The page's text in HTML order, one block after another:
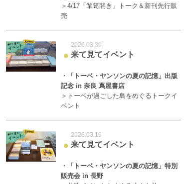
＞4/17「箪笥開き」トーク＆新刊先行販
売
●
2026.03.30
来て見てイベント
・「トーベ・ヤンソンの夏の記憶」出版
記念 in 奈良 蔦屋書店
＞トーベが過ごした島をめぐるトークイ
ベント
●
2026.03.19
来て見てイベント
・「トーベ・ヤンソンの夏の記憶」特別
販売会 in 長野